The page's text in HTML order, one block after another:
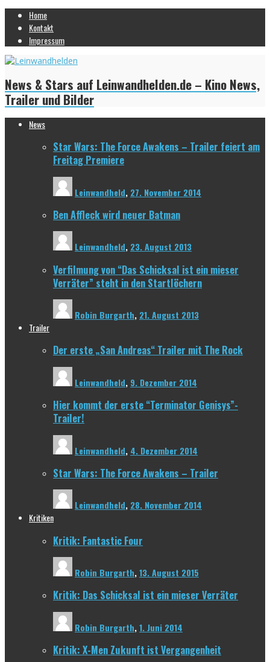
Home
Kontakt
Impressum
News & Stars auf Leinwandhelden.de – Kino News,
Trailer und Bilder
News
Star Wars: The Force Awakens – Trailer feiert am
Freitag Premiere
Leinwandheld, 27. November 2014
Ben Affleck wird neuer Batman
Leinwandheld, 23. August 2013
Verfilmung von “Das Schicksal ist ein mieser
Verräter” steht in den Startlöchern
Robin Burgarth, 21. August 2013
Trailer
Der erste „San Andreas“ Trailer mit The Rock
Leinwandheld, 9. Dezember 2014
Hier kommt der erste “Terminator Genisys”-
Trailer!
Leinwandheld, 4. Dezember 2014
Star Wars: The Force Awakens – Trailer
Leinwandheld, 28. November 2014
Kritiken
Kritik: Fantastic Four
Robin Burgarth,13. August 2015
Kritik: Das Schicksal ist ein mieser Verräter
Robin Burgarth,1. Juni 2014
Kritik: X-Men Zukunft ist Vergangenheit